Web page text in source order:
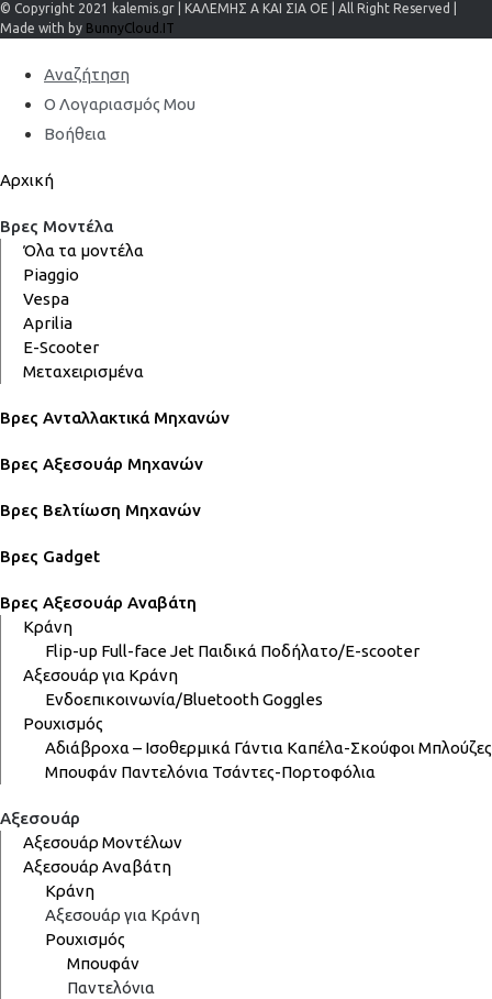
© Copyright 2021 kalemis.gr | ΚΑΛΕΜΗΣ Α ΚΑΙ ΣΙΑ ΟΕ | All Right Reserved |
Made with by BunnyCloud.IT
Αναζήτηση
Ο Λογαριασμός Μου
Βοήθεια
Αρχική
Βρες Μοντέλα
Όλα τα μοντέλα
Piaggio
Vespa
Aprilia
E-Scooter
Μεταχειρισμένα
Βρες Ανταλλακτικά Μηχανών
Βρες Αξεσουάρ Μηχανών
Βρες Βελτίωση Μηχανών
Βρες Gadget
Βρες Αξεσουάρ Αναβάτη
Κράνη
Flip-up Full-faceJet Παιδικά Ποδήλατο/E-scooter
Αξεσουάρ για Κράνη
Ενδοεπικοινωνία/BluetoothGoggles
Ρουχισμός
Αδιάβροχα – Ισοθερμικά Γάντια Καπέλα-Σκούφοι Μπλούζες
Μπουφάν Παντελόνια Τσάντες-Πορτοφόλια
Αξεσουάρ
Αξεσουάρ Μοντέλων
Αξεσουάρ Αναβάτη
Κράνη
Αξεσουάρ για Κράνη
Ρουχισμός
Μπουφάν
Παντελόνια